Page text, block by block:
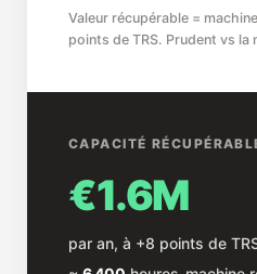
Valeur récupérable =
points de TRS. Prudent vs la
CAPACITÉ
€1.6M
par an, à +8 points de